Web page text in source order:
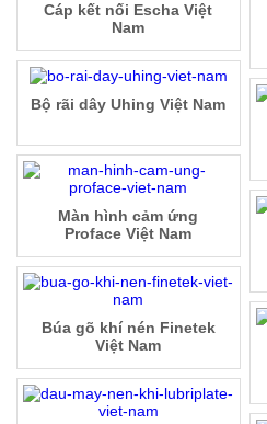
Cáp kết nối Escha Việt
Nam
Bộ rãi dây Uhing Việt Nam
Màn hình cảm ứng
Proface Việt Nam
Búa gõ khí nén Finetek
Việt Nam